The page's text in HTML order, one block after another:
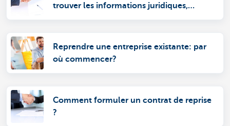
trouver les informations juridiques,
Reprendre une entreprise existante: par
où commencer?
Comment formuler un contrat de reprise
?